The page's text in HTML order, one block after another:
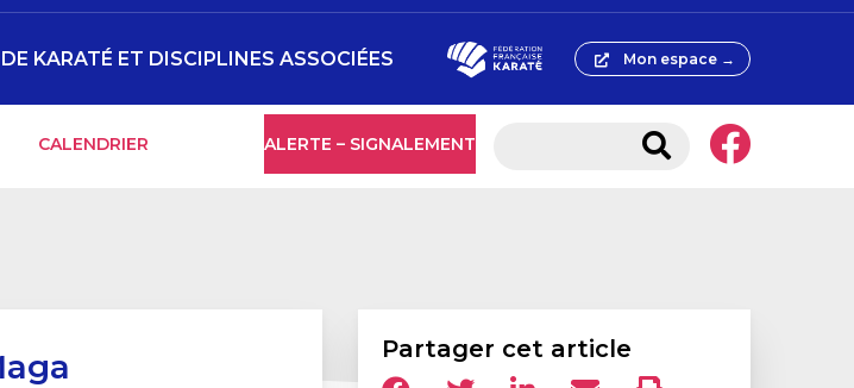
CALENDRIER ALERTE – SIGNALEMENT
KARATÉ ET DISCIPLINES ASSOCIÉES Mon espace →
Partager cet article